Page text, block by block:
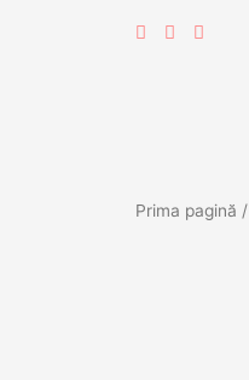
Prima pagină /